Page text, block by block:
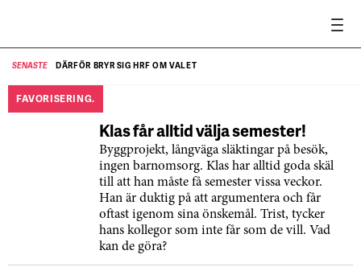
SENASTE DÄRFÖR BRYR SIG HRF OM VALET
FAVORISERING.
Klas får alltid välja semester!
Byggprojekt, långväga släktingar på besök,
ingen barnomsorg. Klas har alltid goda skäl
till att han måste få semester vissa veckor.
Han är duktig på att argumentera och får
oftast igenom sina önskemål. Trist, tycker
hans kollegor som inte får som de vill. Vad
kan de göra?